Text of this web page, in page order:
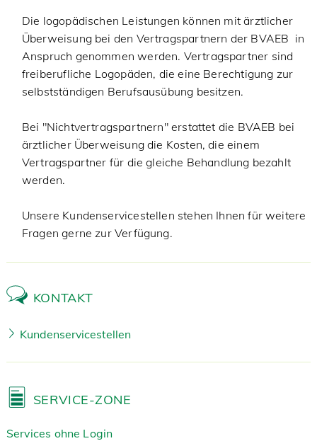
Die logopädischen Leistungen können mit ärztlicher
Überweisung bei den Vertragspartnern der BVAEB in
Anspruch genommen werden. Vertragspartner sind
freiberufliche Logopäden, die eine Berechtigung zur
selbstständigen Berufsausübung besitzen.
Bei "Nichtvertragspartnern" erstattet die BVAEB bei
ärztlicher Überweisung die Kosten, die einem
Vertragspartner für die gleiche Behandlung bezahlt
werden.
Unsere Kundenservicestellen stehen Ihnen für weitere
Fragen gerne zur Verfügung.
KONTAKT
Kundenservicestellen
SERVICE-ZONE
Services ohne Login